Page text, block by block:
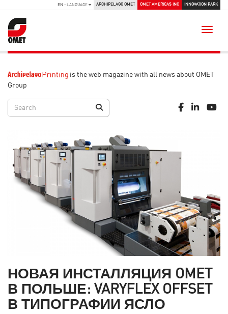
EN - LANGUAGE ARCHIPELAGO OMET OMET AMERICAS INC INNOVATION PARK
is the web magazine with all news about OMET
Group
НОВАЯ ИНСТАЛЛЯЦИЯ OMET
В ПОЛЬШЕ: VARYFLEX OFFSET
В ТИПОГРАФИИ ЯСЛО